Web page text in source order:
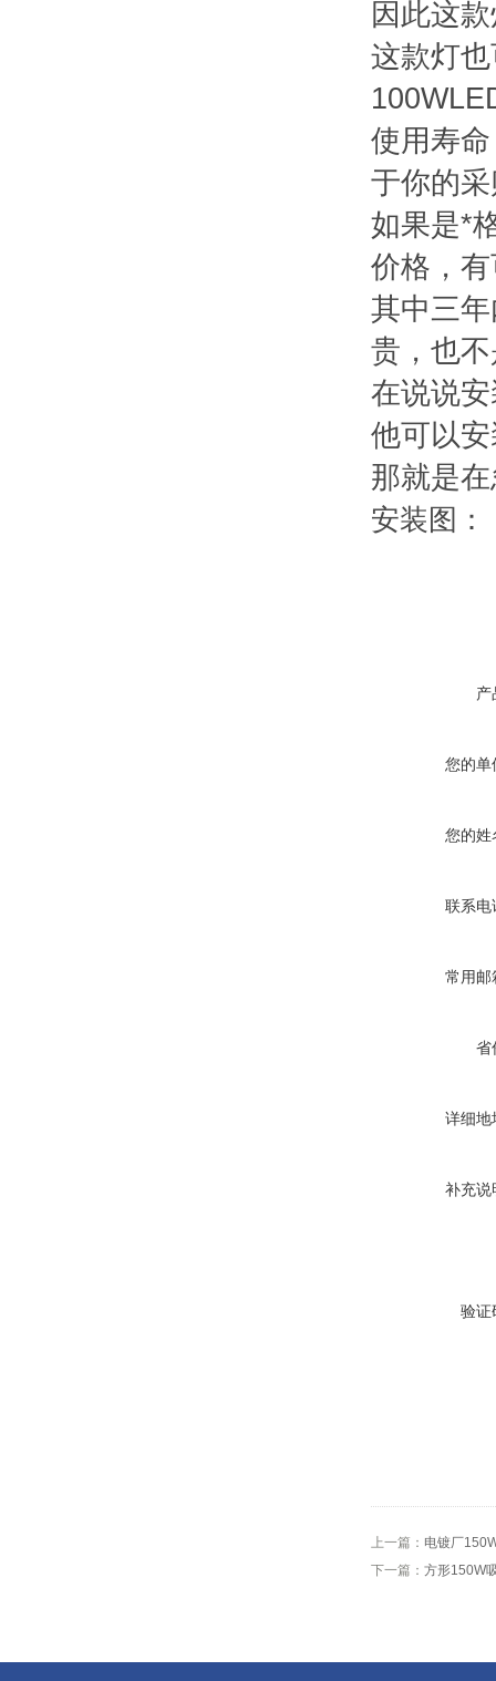
因此这
这款灯
使用寿
于你的
如果是*
价格，
其中三
贵，也
在说说
他可以
那就是
安装图：
产
您的单
您的姓
联系电
常用邮
省
详细地
补充说
验证
上一篇： 电镀厂
下一篇： 方形150W